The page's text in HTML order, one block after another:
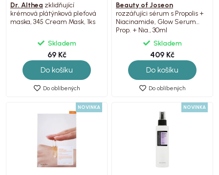
Dr. Althea zklidňující
krémová plátýnková pleťová
maska, 345 Cream Mask, 1ks
Skladem
69 Kč
Do košíku
Do oblíbených
Beauty of Joseon
rozzářujíci sérum s Propolis +
Niacinamide, Glow Serum
Prop. + Nia., 30ml
Skladem
409 Kč
Do košíku
Do oblíbených
NOVINKA NOVINKA